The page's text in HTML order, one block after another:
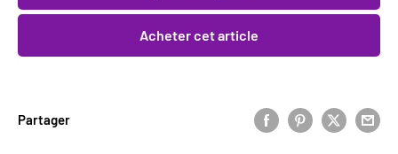
Acheter cet article
Partager